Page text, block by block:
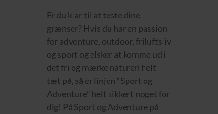
Er du klar til at teste dine
grænser? Hvis du har en passion
for adventure, outdoor, friluftsliv
og sport og elsker at komme ud i
det fri og mærke naturen helt
tæt på, så er linjen “Sport og
Adventure” helt sikkert noget for
dig! På Sport og Adventure på